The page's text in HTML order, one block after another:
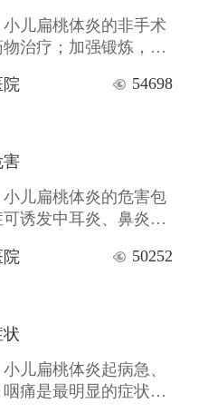
小儿扁桃体炎的非手术
治疗；加强锻炼，增
院
54698
小儿扁桃体炎的危害包
诱发中耳炎、鼻炎鼻
、心肌炎等。还会影
院 50252
状
小儿扁桃体炎起病急、
痛是最明显的症状，